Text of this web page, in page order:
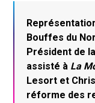
Bouffes du
Président de
assisté à La
Lesort et
réforme des